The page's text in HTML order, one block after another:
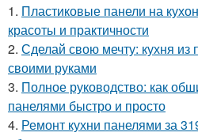
1. Пластиковые панели на
красоты и практичности
2. Сделай свою мечту: кухня из
своими руками
3. Полное руководство: как
панелями быстро и просто
4. Ремонт кухни панелями за